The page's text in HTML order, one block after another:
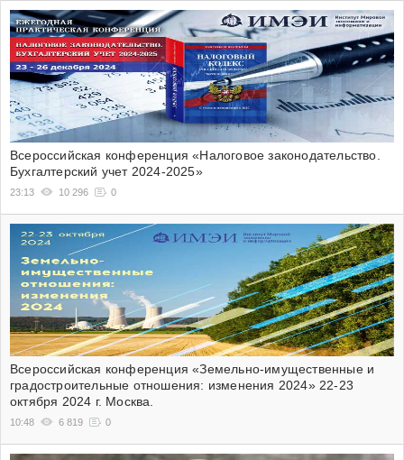
Всероссийская конференция «Налоговое законодательство.
Бухгалтерский учет 2024-2025»
23:13 10 296 0
Всероссийская конференция «Земельно-имущественные и
градостроительные отношения: изменения 2024» 22-23
октября 2024 г. Москва.
10:48 6 819 0